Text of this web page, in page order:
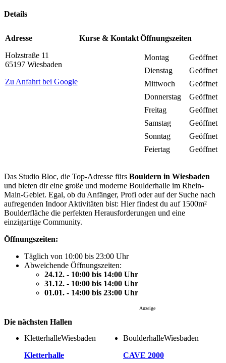
Details
Adresse
Holzstraße 11
65197 Wiesbaden
Zu Anfahrt bei Google
Kurse & Kontakt Öffnungszeiten
Montag
Geöffnet
Dienstag
Geöffnet
Mittwoch
Geöffnet
Donnerstag
Geöffnet
Freitag
Geöffnet
Samstag
Geöffnet
Sonntag
Geöffnet
Feiertag
Geöffnet
Das Studio Bloc, die Top-Adresse fürs Bouldern in Wiesbaden
und bieten dir eine große und moderne Boulderhalle im Rhein-
Main-Gebiet. Egal, ob du Anfänger, Profi oder auf der Suche nach
aufregenden Indoor Aktivitäten bist: Hier findest du auf 1500m²
Boulderfläche die perfekten Herausforderungen und eine
einzigartige Community.
Öffnungszeiten:
Täglich von 10:00 bis 23:00 Uhr
Abweichende Öffnungszeiten:
24.12. - 10:00 bis 14:00 Uhr
31.12. - 10:00 bis 14:00 Uhr
01.01. - 14:00 bis 23:00 Uhr
Anzeige
Die nächsten Hallen
KletterhalleWiesbaden
Kletterhalle
BoulderhalleWiesbaden
CAVE 2000